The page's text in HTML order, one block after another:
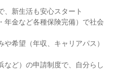
、新生活も安心スタート
年金など各種保険完備）で社会
希望（年収、キャリアパス）
など）の申請制度で、自分らし